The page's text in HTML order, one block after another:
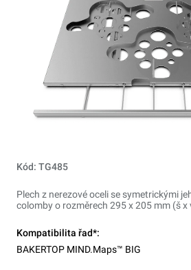
Kód: TG485
Plech z nerezové oceli se symetrickými
colomby o rozměrech 295 x 205 mm (š x
Kompatibilita řad*:
BAKERTOP MIND.Maps™ BIG